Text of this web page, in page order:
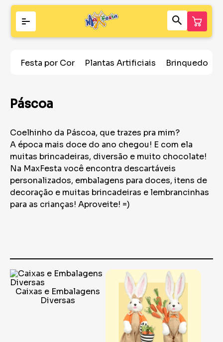
Festa por Cor Plantas Artificiais Brinquedos
Páscoa
Coelhinho da Páscoa, que trazes pra mim?
A época mais doce do ano chegou! E com ela
muitas brincadeiras, diversão e muito chocolate!
Na MaxFesta você encontra descartáveis
personalizados, embalagens para doces, itens de
decoração e muitas brincadeiras e lembrancinhas
para as crianças! Aproveite! =)
Caixas e Embalagens
Diversas